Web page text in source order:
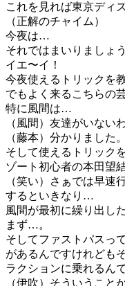
これを見れば東京ディ
（正解のチャイム）
今夜は…
それではまいりましょう
イエ〜イ！
今夜使えるトリックを
でもよく来るこちらの
特に風間は…
（風間）友達がいない
（藤本）分かりました。
そして使えるトリック
ゾート初心者の本田望
（笑い）さぁでは早速
するといきなり…
風間が最初に繰り出し
まず…。
そしてファストパスっ
があるんですけれども
ラクションに乗れるんで
（伊吹）そういうことか